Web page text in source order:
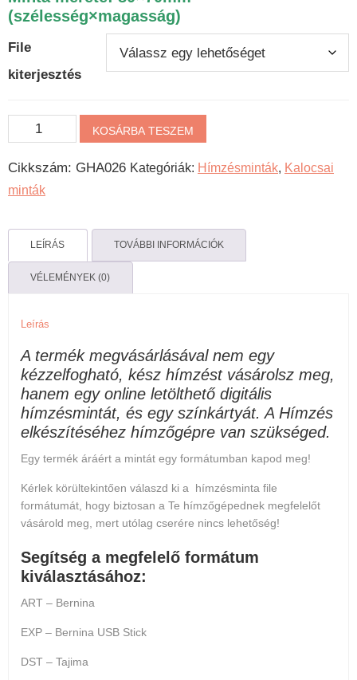
(szélesség×magasság)
File
kiterjesztés
Kalocsai
gépi
hímzésminta
-
rózsás
mennyiség
KOSÁRBA TESZEM
Cikkszám: GHA026 Kategóriák: Hímzésminták, Kalocsai
minták
LEÍRÁS TOVÁBBI INFORMÁCIÓK
VÉLEMÉNYEK (0)
Leírás
A termék megvásárlásával nem egy
kézzelfogható, kész hímzést vásárolsz meg,
hanem egy online letölthető digitális
hímzésmintát, és egy színkártyát. A Hímzés
elkészítéséhez hímzőgépre van szükséged.
Egy termék áráért a mintát egy formátumban kapod meg!
Kérlek körültekintően válaszd ki a hímzésminta file
formátumát, hogy biztosan a Te hímzőgépednek megfelelőt
vásárold meg, mert utólag cserére nincs lehetőség!
Segítség a megfelelő formátum
kiválasztásához:
ART – Bernina
EXP – Bernina USB Stick
DST – Tajima